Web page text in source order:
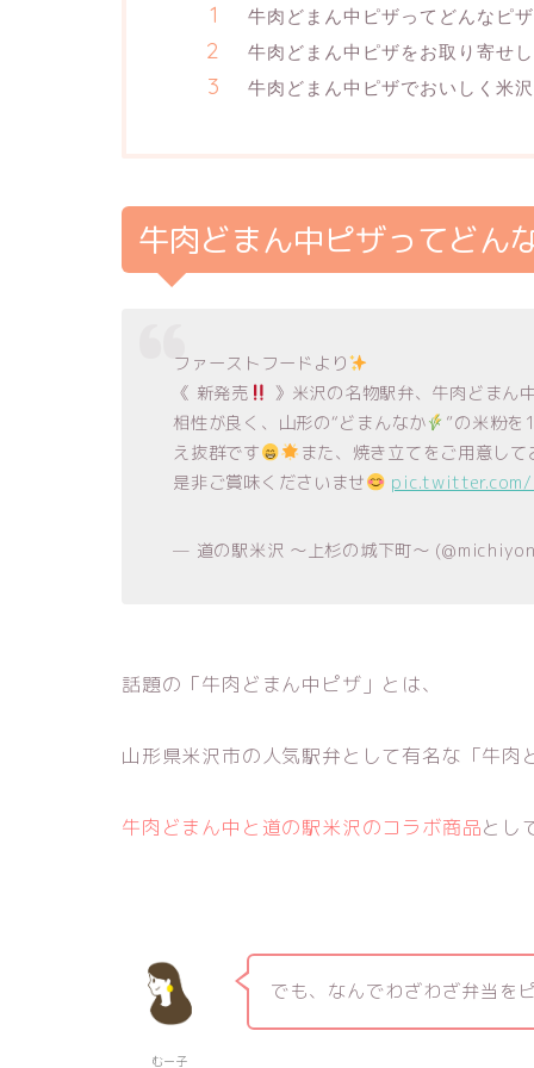
牛肉どまん中ピザってどんなピ
牛肉どまん中ピザをお取り寄せ
牛肉どまん中ピザでおいしく米
牛肉どまん中ピザってどん
ファーストフードより
《 新発売
》米沢の名物駅弁、牛肉どま
相性が良く、山形の“どまんなか
”の米粉を
え抜群です
また、焼き立てをご用意し
是非ご賞味くださいませ
— 道の駅米沢 ～上杉の城下町～
話題の「牛肉どまん中ピザ」とは、
山形県米沢市の人気駅弁として有名な「牛
牛肉どまん中と道の駅米沢のコラボ商品とし
むー子
でも、なんでわざわざ弁当を